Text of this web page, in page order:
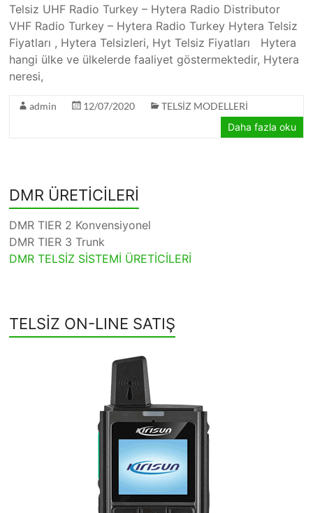
Telsiz UHF Radio Turkey – Hytera Radio Distributor
VHF Radio Turkey – Hytera Radio Turkey Hytera Telsiz
Fiyatları , Hytera Telsizleri, Hyt Telsiz Fiyatları Hytera
hangi ülke ve ülkelerde faaliyet göstermektedir, Hytera
neresi,
admin 12/07/2020
TELSİZ MODELLERİ
Daha fazla oku
DMR ÜRETİCİLERİ
DMR TIER 2 Konvensiyonel
DMR TIER 3 Trunk
DMR TELSİZ SİSTEMİ ÜRETİCİLERİ
TELSİZ ON-LINE SATIŞ